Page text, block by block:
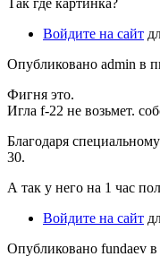
Так где картинка?
Войдите на сайт
Опубликовано admin в
Фигня это.
Игла f-22 не возьмет.
Благодаря
30.
А так у него на 1 час
Войдите на сайт
Опубликовано fundaev